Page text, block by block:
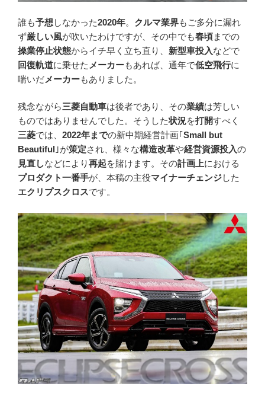
誰も予想 しなかった2020年。 クルマ業界もご多分に漏れ
ず厳しい風が吹いたわけですが、その中でも春頃までの
操業停止状態からイチ早く立ち直り、 新型車投入などで
回復軌道に乗せた メーカーもあれば、通年で低空飛行に
喘いだメーカーもありました。
残念ながら三菱自動車は後者であり、その業績は芳しい
ものではありませんでした。そうした状況を打開すべく
三菱では、 2022年までの新中期経営計画｢Small but
Beautiful ｣が策定され、様々な構造改革や経営資源投入の
見直しなどにより再起を賭けます。その計画上における
プロダクト一番手が、本稿の主役マイナーチェンジした
エクリプスクロスです。